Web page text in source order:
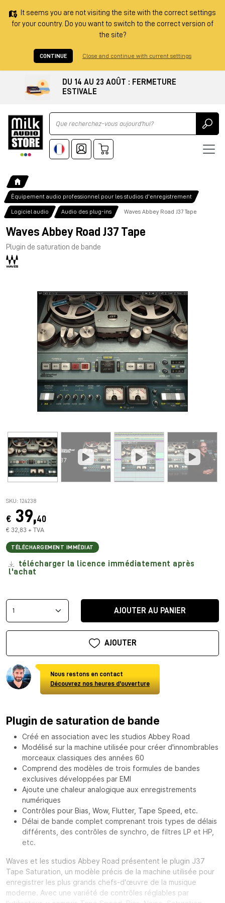
It seems you are not visiting the site with the correct settings
for your country. Do you want to switch to the correct version of
the site?
CONTINUE Close and continue with current settings
DU 14 AU 23 AOÛT : FERMETURE
ESTIVALE
Ricerca
Équipement audio professionnel pour les studios d'enregistrement
Logiciel audio Audio des plug-ins Waves Abbey Road J37 Tape
Waves Abbey Road J37 Tape
Plugin de saturation de bande
SKU: 124238
€ 39,40
€ 32,83 + TVA
TÉLÉCHARGEMENT IMMÉDIAT
télécharger la licence immédiatement après
l'achat
AJOUTER AU PANIER
AJOUTER
Nous restons en contact
Découvrez nos heures d'ouverture
Plugin de saturation de bande
Créé en association avec les studios Abbey Road
Modélisé sur la machine utilisée pour créer d'innombrables
morceaux classiques des années 60
Comprend des modèles de trois formules de bandes
exclusives développées par EMI
Ajoute une chaleur analogique aux enregistrements
numériques
Contrôles pour Bias, Wow, Flutter, Tape Speed, etc.
Délai de bande complet comprenant trois types de délais
différents, des contrôles de synchro, de filtres LP et HP,
etc.
Waves et les studios Abbey Road présentent le plugin J37
Tape Saturation, un modèle précis de la machine utilisée pour
enregistrer les plus grands chefs-d'œuvre de la musique
moderne. Avec une variété de contrôles réglables par